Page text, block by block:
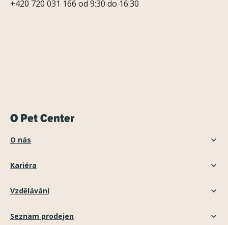
+420 720 031 166 od 9:30 do 16:30
O Pet Center
O nás
Kariéra
Vzdělávání
Seznam prodejen